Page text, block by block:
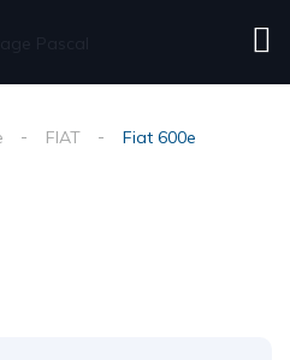
FIAT Fiat 600e